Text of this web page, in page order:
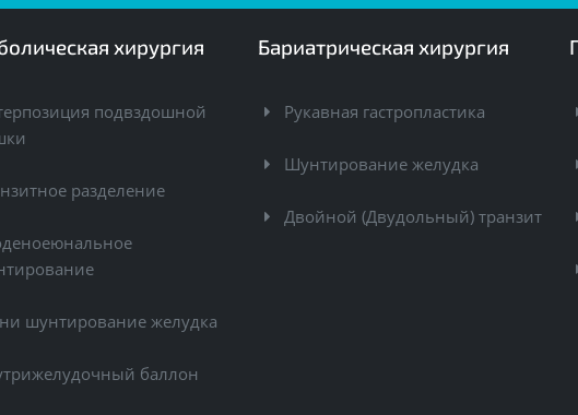
хирургия
подвздошной
разделение
шунтирование желудка
баллон
Бариатрическая хирургия
Рукавная гастропластика
Шунтирование желудка
Двойной (Двудольный) транзит